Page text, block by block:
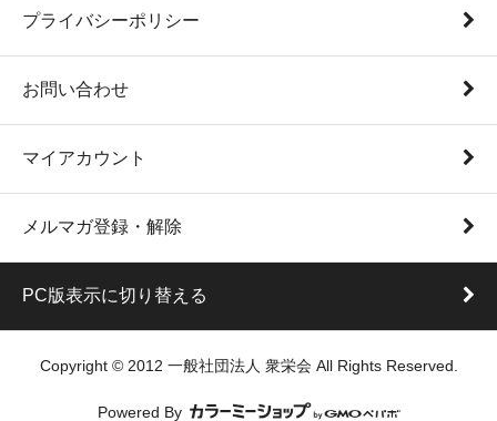
プライバシーポリシー
お問い合わせ
マイアカウント
メルマガ登録・解除
PC版表示に切り替える
Copyright © 2012 一般社団法人 衆栄会 All Rights Reserved.
Powered By